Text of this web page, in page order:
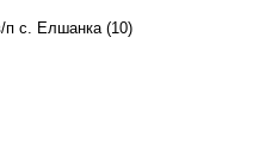
п с. Елшанка (10)